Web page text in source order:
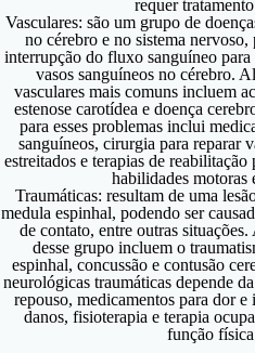
requer
Vasculares: são um grupo de
no cérebro e no sistema nervoso,
interrupção do fluxo sanguíneo
vasos sanguíneos no cérebro.
vasculares mais comuns incluem
estenose carotídea e doença
para esses problemas inclui
sanguíneos, cirurgia para reparar
estreitados e terapias de
habilidades motoras
Traumáticas: resultam de uma
medula espinhal, podendo ser
de contato, entre outras
desse grupo incluem o
espinhal, concussão e contusão
neurológicas traumáticas depende
repouso, medicamentos para dor
danos, fisioterapia e terapia
função